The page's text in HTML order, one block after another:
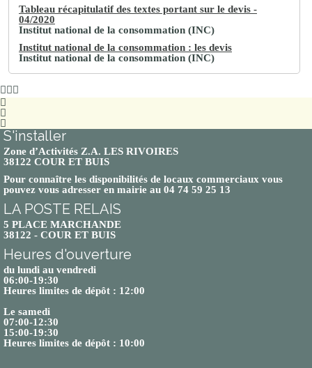
Tableau récapitulatif des textes portant sur le devis -
04/2020
Institut national de la consommation (INC)
Institut national de la consommation : les devis
Institut national de la consommation (INC)
S'installer
Zone d’Activités Z.A. LES RIVOIRES
38122 COUR ET BUIS
Pour connaître les disponibilités de locaux commerciaux vous
pouvez vous adresser en mairie au 04 74 59 25 13
LA POSTE RELAIS
5 PLACE MARCHANDE
38122 - COUR ET BUIS
Heures d'ouverture
du lundi au vendredi
06:00-19:30
Heures limites de dépôt : 12:00
Le samedi
07:00-12:30
15:00-19:30
Heures limites de dépôt : 10:00